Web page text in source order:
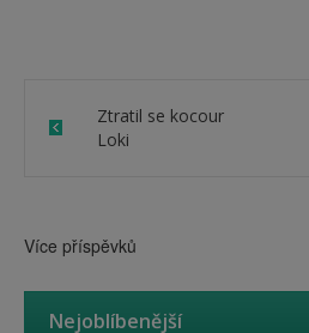
Ztratil se kocour
Loki
Více příspěvků
Nejoblíbenější